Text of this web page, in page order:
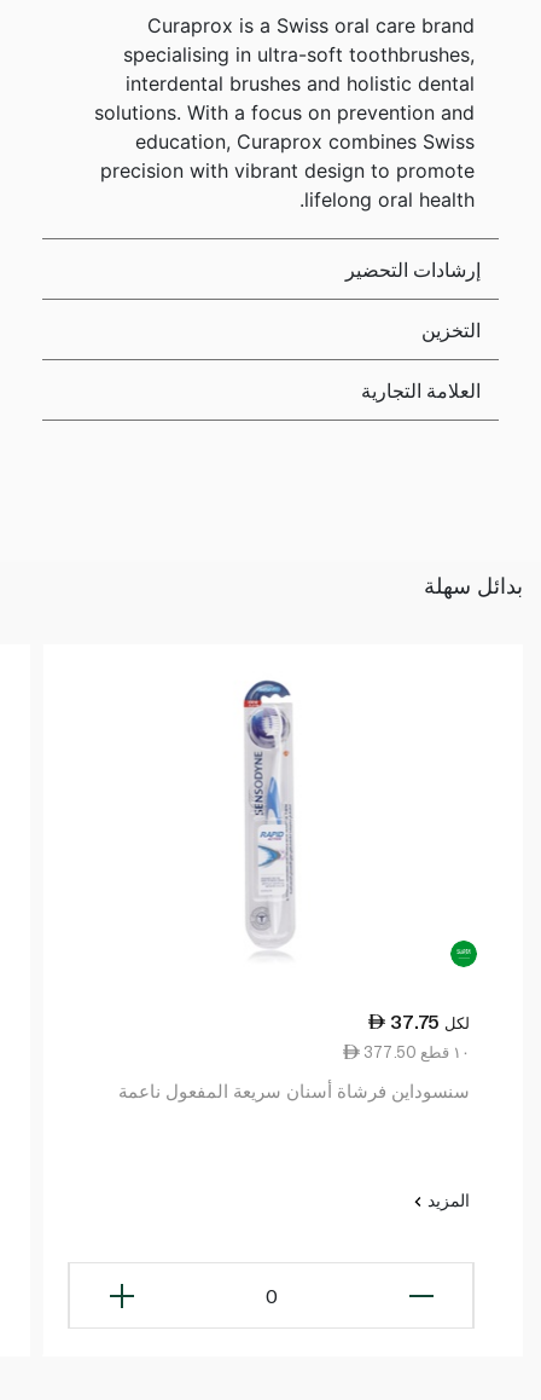
Curaprox is a Swiss oral care brand
specialising in ultra-soft toothbrushes,
interdental brushes and holistic dental
solutions. With a focus on prevention and
education, Curaprox combines Swiss
precision with vibrant design to promote
lifelong oral health.
إرشادات التحضير
التخزين
العلامة التجارية
بدائل سهلة
37.75 لكل
377.50 ١٠ قطع
سنسوداين فرشاة أسنان سريعة المفعول ناعمة
المزيد
0